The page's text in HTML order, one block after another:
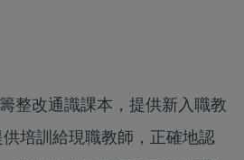
整改通識課本，提供新入職教
培訓給現職教師，正確地認